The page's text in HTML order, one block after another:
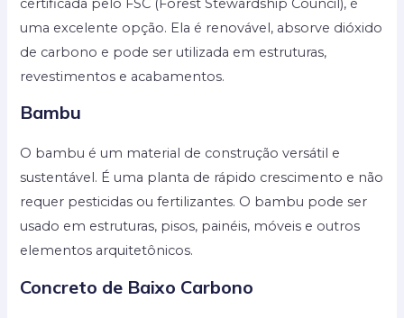
uma excelente opção. Ela é renovável, absorve dióxido
de carbono e pode ser utilizada em estruturas,
revestimentos e acabamentos.
Bambu
O bambu é um material de construção versátil e
sustentável. É uma planta de rápido crescimento e não
requer pesticidas ou fertilizantes. O bambu pode ser
usado em estruturas, pisos, painéis, móveis e outros
elementos arquitetônicos.
Concreto de Baixo Carbono